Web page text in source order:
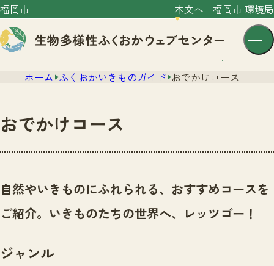
福岡市 本文へ 福岡市 環境局
センター紹介
センター紹介TOP
サイトポリシー
ニュース
いきものガイド
イベント
ホーム ふくおかいきものガイド おでかけコース
おでかけコース
自然やいきものにふれられる、おすすめコースを
ご紹介。いきものたちの世界へ、レッツゴー！
ジャンル